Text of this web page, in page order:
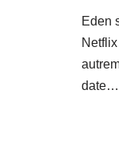
Eden
date…